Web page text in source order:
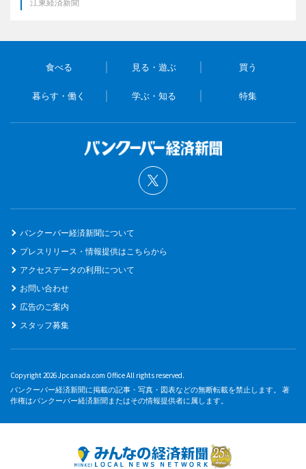
江東経済新聞
食べる 見る・遊ぶ 買う
暮らす・働く 学ぶ・知る 特集
バンクーバー経済新聞について
プレスリリース・情報提供はこちらから
アクセスデータの利用について
お問い合わせ
広告のご案内
スタッフ募集
Copyright 2026 Jpcanada.com Office All rights reserved.
バンクーバー経済新聞に掲載の記事・写真・図表などの無断転載を禁止します。 著
作権はバンクーバー経済新聞またはその情報提供者に属します。